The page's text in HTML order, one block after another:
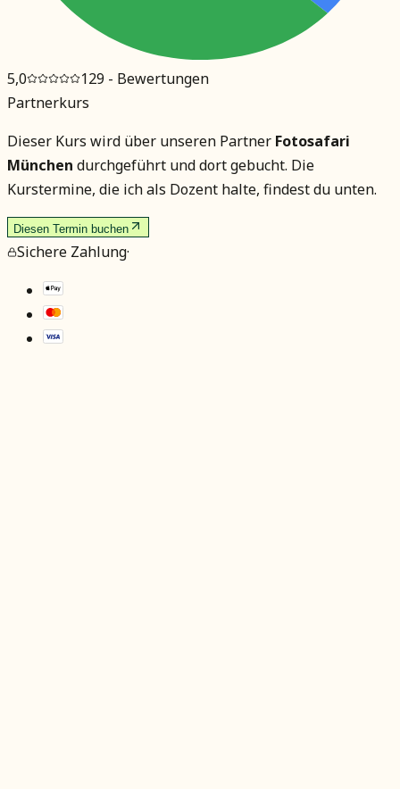
5,0 129 - Bewertungen
Partnerkurs
Dieser Kurs wird über unseren Partner Fotosafari
München durchgeführt und dort gebucht. Die
Kurstermine, die ich als Dozent halte, findest du unten.
Diesen Termin buchen
Sichere Zahlung·